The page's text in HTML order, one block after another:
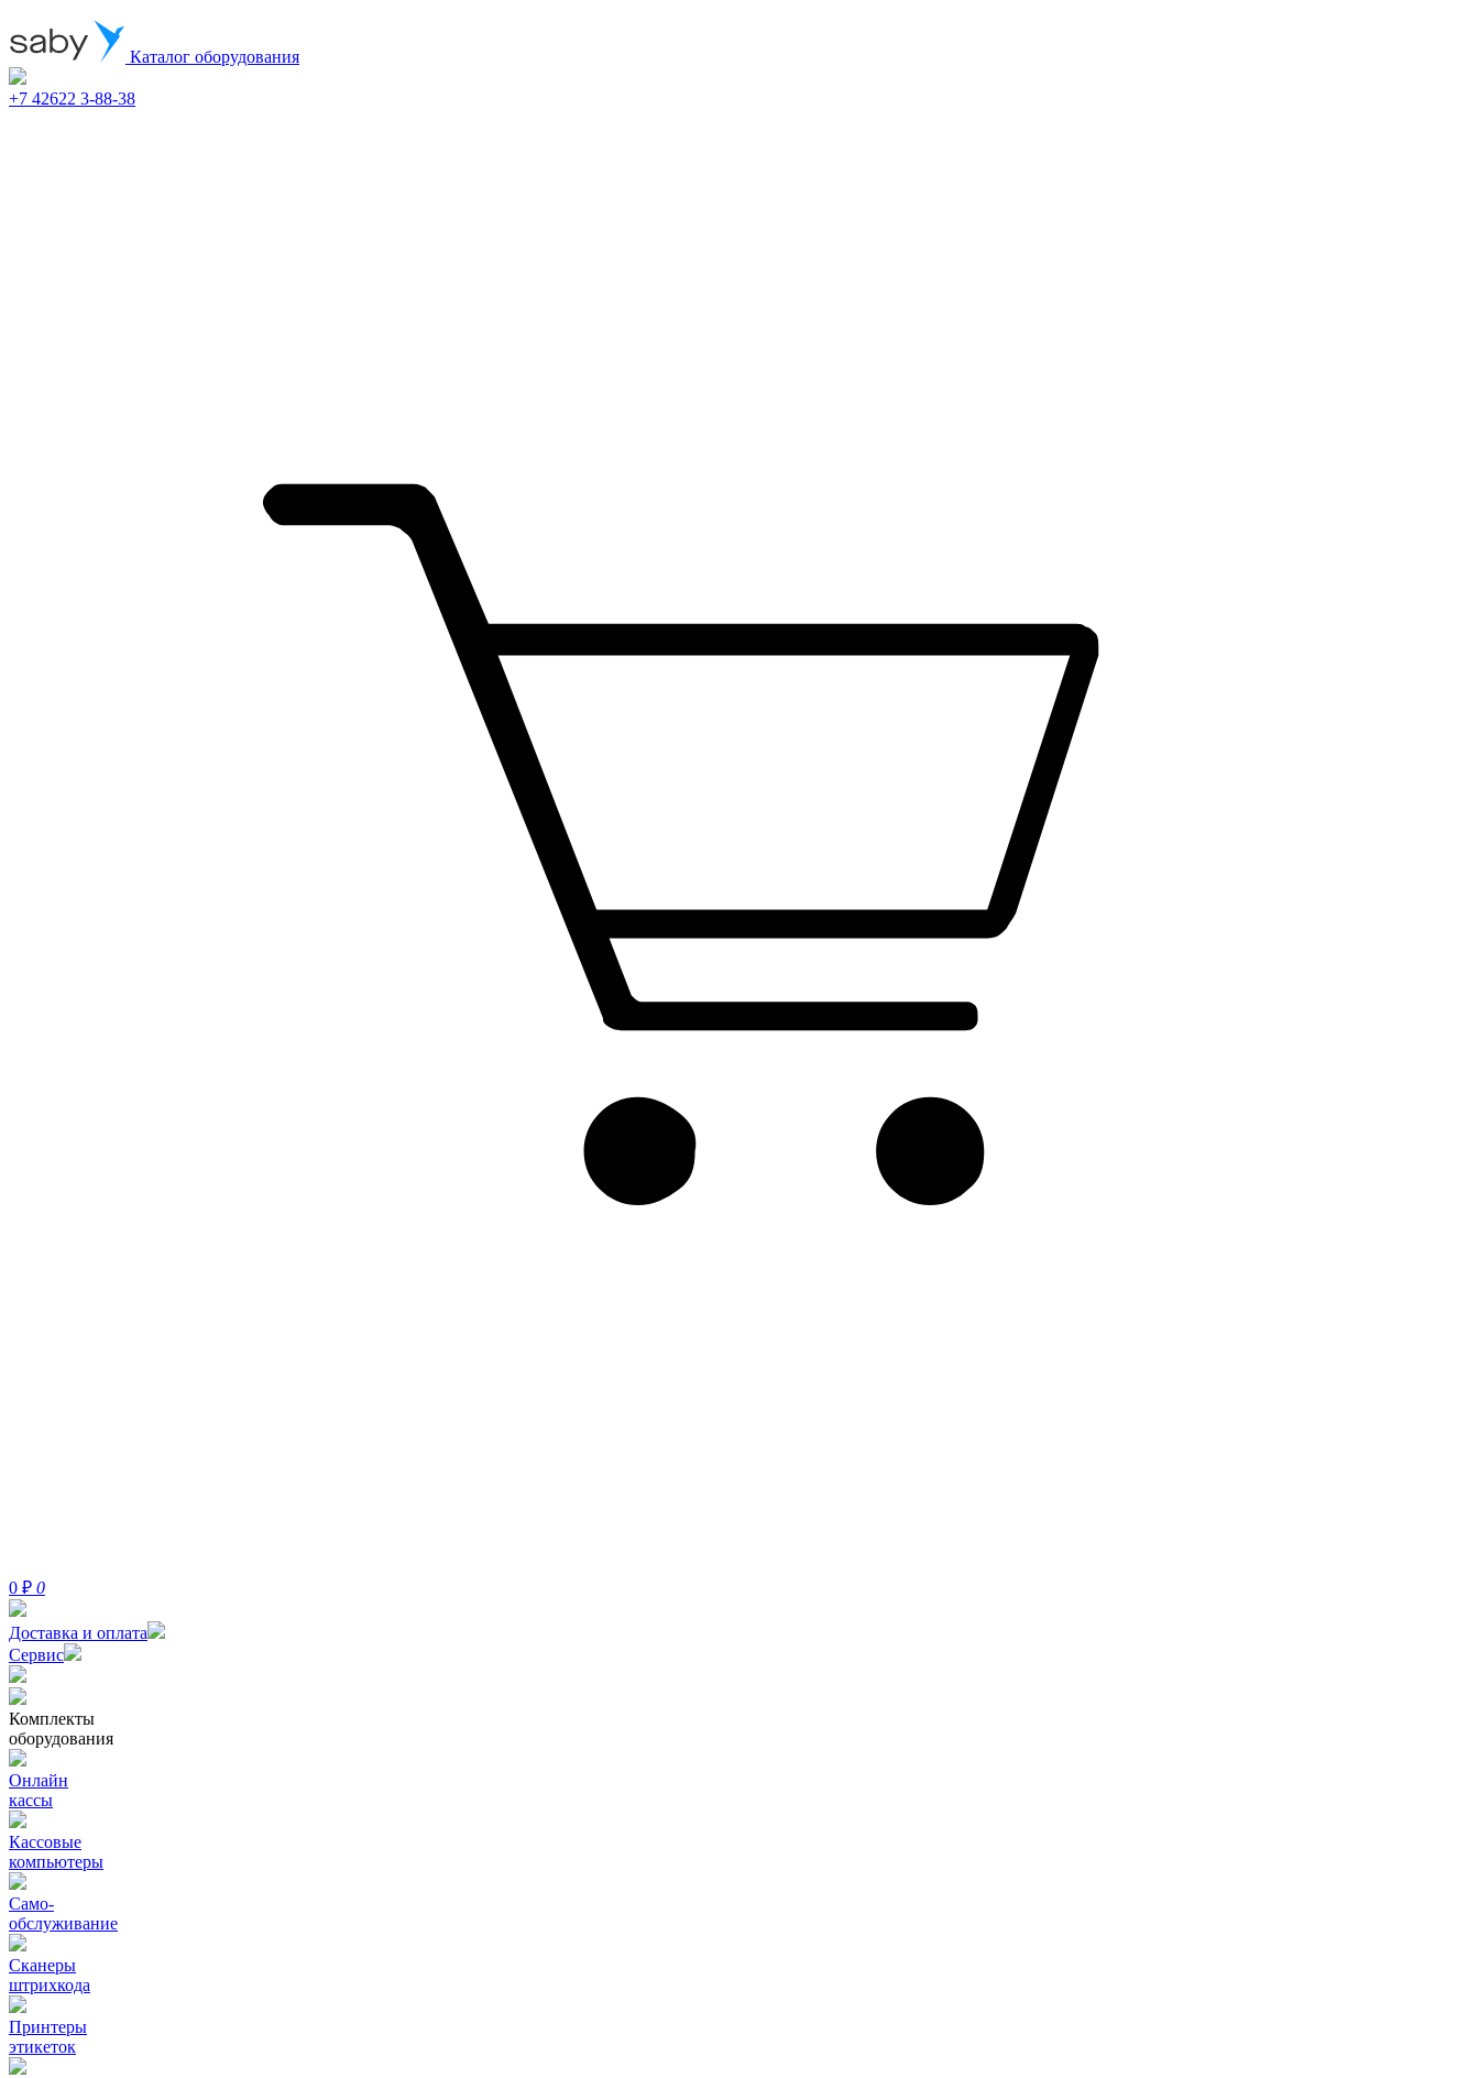
Каталог оборудования
+7 42622 3-88-38
0 ₽ 0
Доставка и оплата
Сервис
Комплекты
оборудования
Онлайн
кассы
Кассовые
компьютеры
Само-
обслуживание
Сканеры
штрихкода
Принтеры
этикеток